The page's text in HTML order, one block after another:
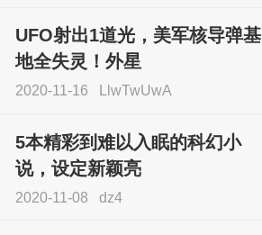
UFO射出1道光，美军核导弹基
地全失灵！外星
2020-11-16 LlwTwUwA
5本精彩到难以入眠的科幻小
说，设定新颖亮
2020-11-08 dz4